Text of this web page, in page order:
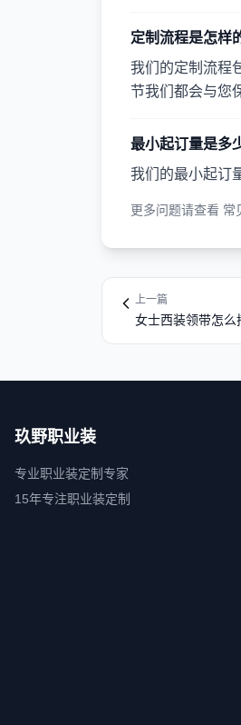
定制流程是怎样
我们的定制流程
节我们都会与您
最小起订量是多
我们的最小起订
更多问题请查看 常
上一篇
女士西装领带怎么
玖野职业装
专业职业装定制专家
15年专注职业装定制